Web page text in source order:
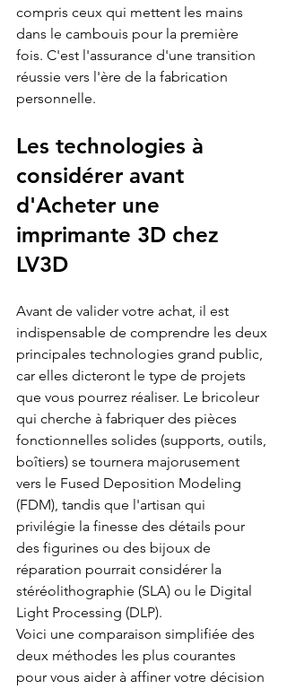
compris ceux qui mettent les mains
dans le cambouis pour la première
fois. C'est l'assurance d'une transition
réussie vers l'ère de la fabrication
personnelle.
Les technologies à
considérer avant
d'Acheter une
imprimante 3D chez
LV3D
Avant de valider votre achat, il est
indispensable de comprendre les deux
principales technologies grand public,
car elles dicteront le type de projets
que vous pourrez réaliser. Le bricoleur
qui cherche à fabriquer des pièces
fonctionnelles solides (supports, outils,
boîtiers) se tournera majorusement
vers le Fused Deposition Modeling
(FDM), tandis que l'artisan qui
privilégie la finesse des détails pour
des figurines ou des bijoux de
réparation pourrait considérer la
stéréolithographie (SLA) ou le Digital
Light Processing (DLP).
Voici une comparaison simplifiée des
deux méthodes les plus courantes
pour vous aider à affiner votre décision